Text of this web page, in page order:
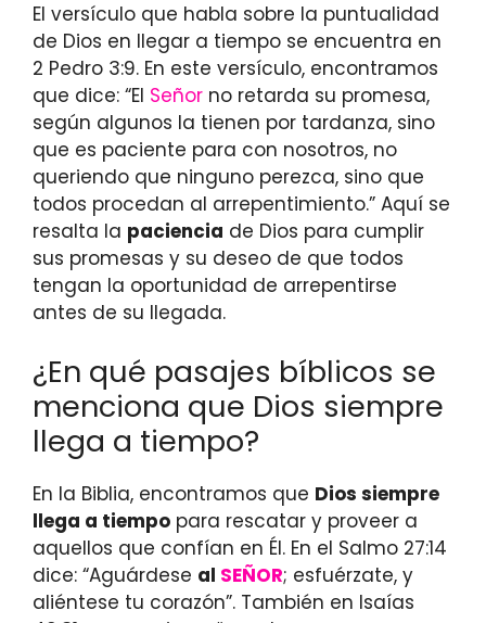
El versículo que habla sobre la puntualidad
de Dios en llegar a tiempo se encuentra en
2 Pedro 3:9. En este versículo, encontramos
que dice: “El Señor no retarda su promesa,
según algunos la tienen por tardanza, sino
que es paciente para con nosotros, no
queriendo que ninguno perezca, sino que
todos procedan al arrepentimiento.” Aquí se
resalta la paciencia de Dios para cumplir
sus promesas y su deseo de que todos
tengan la oportunidad de arrepentirse
antes de su llegada.
¿En qué pasajes bíblicos se
menciona que Dios siempre
llega a tiempo?
En la Biblia, encontramos que Dios siempre
llega a tiempo para rescatar y proveer a
aquellos que confían en Él. En el Salmo 27:14
dice: “Aguárdese al SEÑOR; esfuérzate, y
aliéntese tu corazón”. También en Isaías